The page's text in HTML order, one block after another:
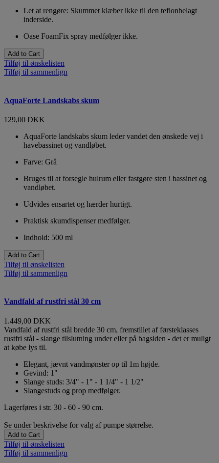
Let at rengøre: Skummet klæber ikke til den teflonbelagt
inderside.
Oase FoamFix spray medfølger ikke.
Add to Cart
Tilføj til ønskelisten
Tilføj til sammenlign
AquaForte Landskabs skum
129,00 DKK
AquaForte landskabs skum leder vandet den ønskede vej i
havebassinet og vandløbet.
Farve: Grå
Bruges til at forsegle hulrum eller fastgøre sten i bassinet og
vandløbet.
Udvides ensartet og hærder hurtigt.
Praktisk skumdispenser medfølger.
Indhold: 500 ml
Add to Cart
Tilføj til ønskelisten
Tilføj til sammenlign
Vandfald af rustfri stål 30 cm
1.449,00 DKK
Vandfald af rustfri stål bredde 30 cm, fremstillet af førsteklasses
rustfri stål - slange tilslutning under eller på bagsiden - det er muligt
at købe lys til.
Elegant, jævnt vandmønster op til 1m højde.
Gevind: 1"
Slange studs: 3/4" - 1" - 1 1/4" - 1 1/2"
Slangestuds og prop medfølger.
Lagerføres i str. 30 - 60 - 90 cm.
Se under beskrivelse for valg af pumpe størrelse.
Add to Cart
Tilføj til ønskelisten
Tilføj til sammenlign